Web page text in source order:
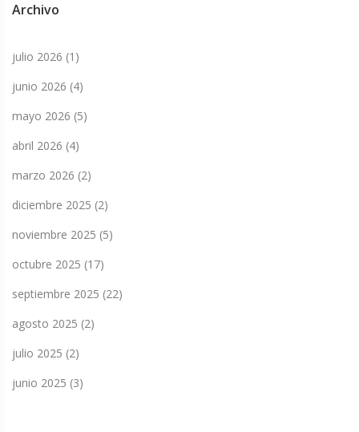
Archivo
julio 2026 (1)
junio 2026 (4)
mayo 2026 (5)
abril 2026 (4)
marzo 2026 (2)
diciembre 2025 (2)
noviembre 2025 (5)
octubre 2025 (17)
septiembre 2025 (22)
agosto 2025 (2)
julio 2025 (2)
junio 2025 (3)